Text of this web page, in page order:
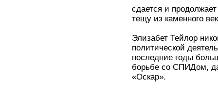
сдается и
тещу из каменного
Элизабет Тейлор
политической
последние годы
борьбе со СПИДом,
«Оскар».